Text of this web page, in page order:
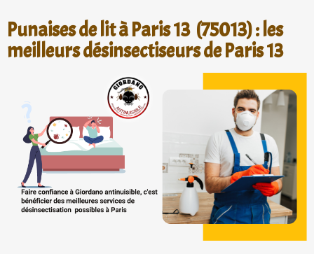
Punaises de lit à Paris 13 (75013) : les
meilleurs désinsectiseurs de Paris 13